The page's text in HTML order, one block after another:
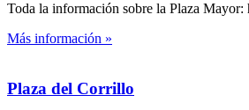
Toda la información sobre la Plaza Mayor:
Más información »
Plaza del Corrillo